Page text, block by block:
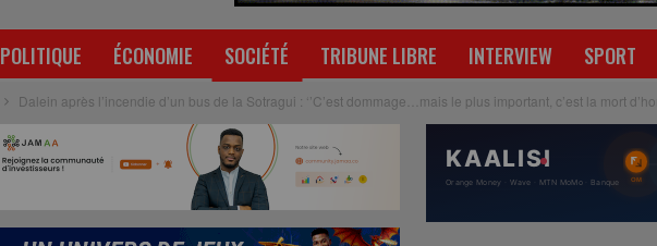
POLITIQUE ÉCONOMIE SOCIÉTÉ TRIBUNE LIBRE INTERVIEW SPORT
Dalein après l’incendie d’un bus de la Sotragui : ‘’C’est dommage…mais le plus important, c’est la mort